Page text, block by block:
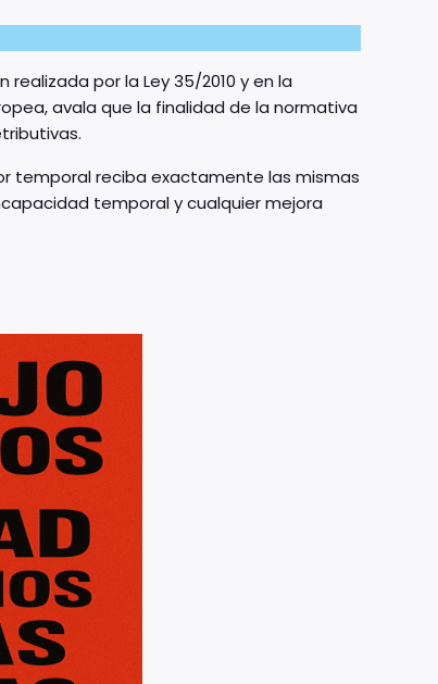
por la Ley 35/2010 y en la
avala que la finalidad de la normativa
temporal reciba exactamente las mismas
temporal y cualquier mejora